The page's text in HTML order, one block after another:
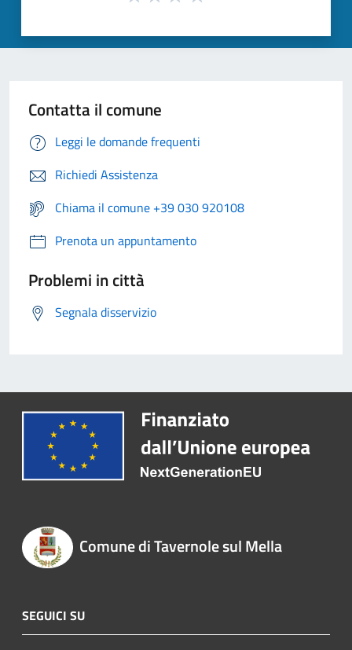
Contatta il comune
Leggi le domande frequenti
Richiedi Assistenza
Chiama il comune +39 030 920108
Prenota un appuntamento
Problemi in città
Segnala disservizio
Comune di Tavernole sul Mella
SEGUICI SU